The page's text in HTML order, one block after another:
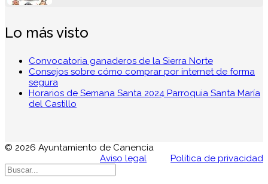
Lo más visto
Convocatoria ganaderos de la Sierra Norte
Consejos sobre cómo comprar por internet de forma
segura
Horarios de Semana Santa 2024 Parroquia Santa María
del Castillo
© 2026 Ayuntamiento de Canencia
Aviso legal
Política de privacidad